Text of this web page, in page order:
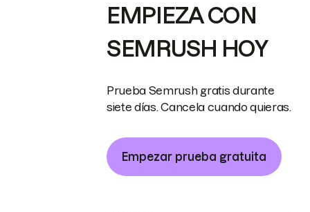
EMPIEZA CON
SEMRUSH HOY
Prueba Semrush gratis durante
siete días. Cancela cuando quieras.
Empezar prueba gratuita